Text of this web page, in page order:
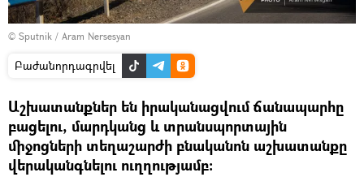
© Sputnik / Aram Nersesyan
Բաժանորդագրվել
Աշխատանքներ են իրականացվում ճանապարհը
բացելու, մարդկանց և տրանսպորտային
միջոցների տեղաշարժի բնականոն աշխատանքը
վերականգնելու ուղղությամբ: